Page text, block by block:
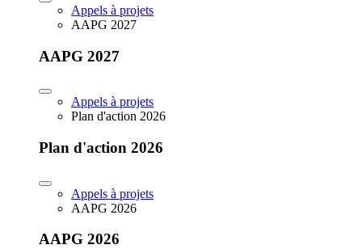
Appels à projets
AAPG 2027
AAPG 2027
Appels à projets
Plan d'action 2026
Plan d'action 2026
Appels à projets
AAPG 2026
AAPG 2026